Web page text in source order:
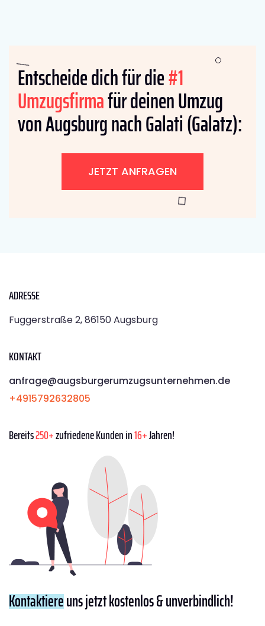
Entscheide dich für die#1
Umzugsfirmafür deinen Umzug
von Augsburg nach Galati (Galatz):
JETZT ANFRAGEN
ADRESSE
Fuggerstraße 2, 86150 Augsburg
KONTAKT
anfrage@augsburgerumzugsunternehmen.de
+4915792632805
Bereits250+zufriedene Kunden in16+Jahren!
Kontaktiereuns jetzt kostenlos & unverbindlich!